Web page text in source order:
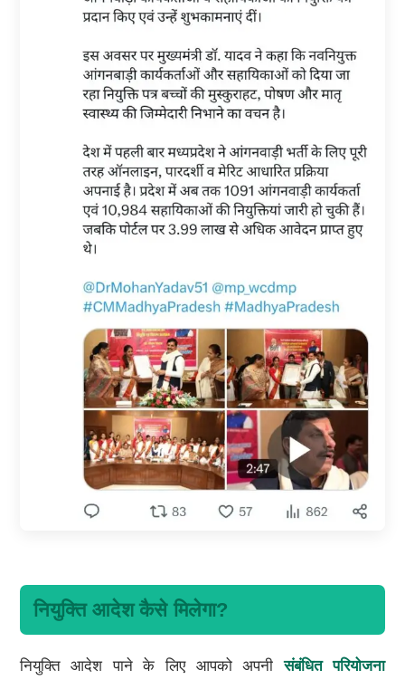
नियुक्ति आदेश कैसे मिलेगा?
नियुक्ति आदेश पाने के लिए आपको अपनीसंबंधित परियोजना